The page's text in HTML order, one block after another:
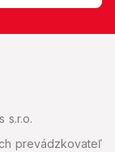
s.r.o.
prevádzkovateľ